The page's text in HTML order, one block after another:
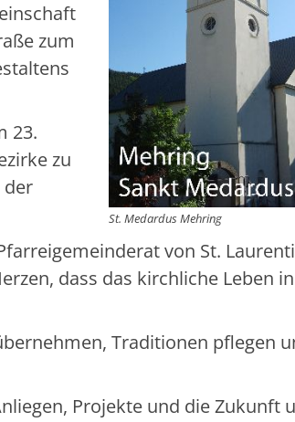
St. Medardus Mehring
zum
23.
zu
der
von St.
dass das kirchliche Leben in
Traditionen pflegen
Projekte und die Zukunft